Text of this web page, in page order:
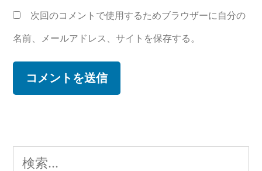
次回のコメントで使用するためブラウザーに自分の
名前、メールアドレス、サイトを保存する。
検